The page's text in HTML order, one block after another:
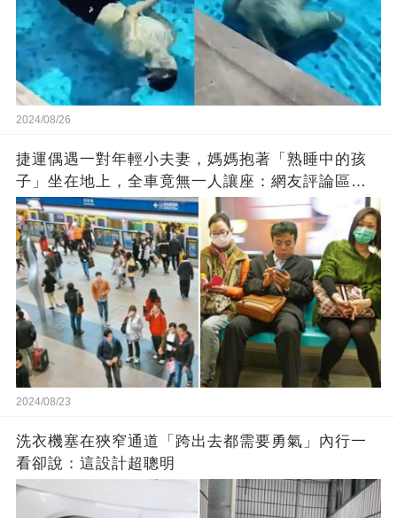
2024/08/26
捷運偶遇一對年輕小夫妻，媽媽抱著「熟睡中的孩
子」坐在地上，全車竟無一人讓座：網友評論區炸
鍋
2024/08/23
洗衣機塞在狹窄通道「跨出去都需要勇氣」內行一
看卻說：這設計超聰明